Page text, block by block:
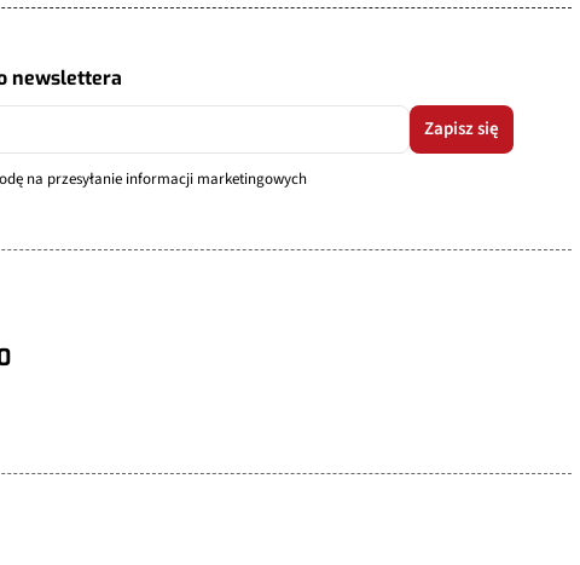
newslettera
Zapisz się
na przesyłanie informacji marketingowych